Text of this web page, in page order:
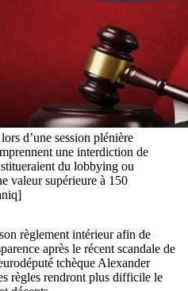
d’une session plénière
une interdiction de
du lobbying ou
valeur supérieure à 150
règlement intérieur afin de
après le récent scandale de
tchèque Alexander
règles rendront plus difficile le